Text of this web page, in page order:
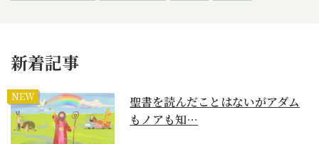
新着記事
NEW
聖書を読んだことはないがアダム
もノアも知…